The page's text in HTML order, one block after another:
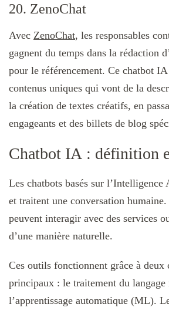
20. ZenoChat
Avec ZenoChat, les responsables
gagnent du temps dans la rédaction
pour le référencement. Ce chatbot
contenus uniques qui vont de la
la création de textes créatifs, en
engageants et des billets de blog
Chatbot IA : définition
Les chatbots basés sur
et traitent une conversation
peuvent interagir avec des services
d’une manière naturelle.
Ces outils fonctionnent grâce à deux
principaux : le traitement du
l’apprentissage automatique (ML).